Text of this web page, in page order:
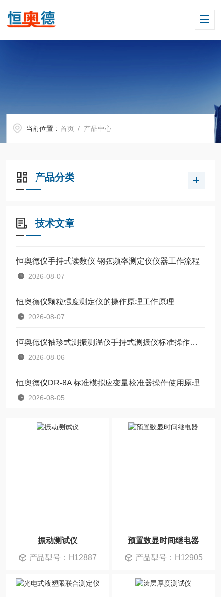
当前位置：首页 / 产品中心
产品分类
技术文章
恒奥德仪手持式读数仪 钢弦频率测定仪仪器工作流程
2026-08-07
恒奥德仪颗粒强度测定仪的操作原理工作原理
2026-08-07
恒奥德仪袖珍式测振测温仪手持式测振仪标准操作流程
2026-08-06
恒奥德仪DR-8A 标准模拟应变量校准器操作使用原理
2026-08-05
振动测试仪
产品型号：H12887
预置数显时间继电器
产品型号：H12905